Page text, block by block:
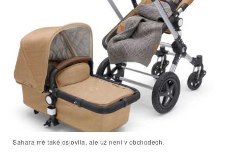
Sahara mě také oslovila, ale už není v obchodech.